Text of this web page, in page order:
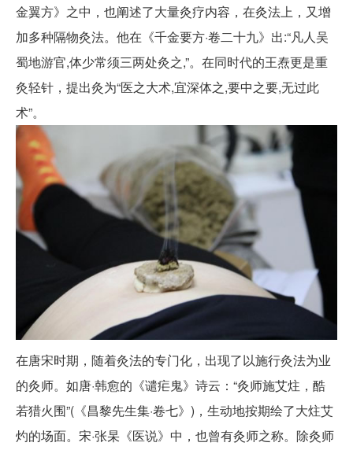
金翼方》之中，也阐述了大量灸疗内容，在灸法上，又增
加多种隔物灸法。他在《千金要方·卷二十九》出:“凡人吴
蜀地游官,体少常须三两处灸之,”。在同时代的王焘更是重
灸轻针，提出灸为“医之大术,宜深体之,要中之要,无过此
术”。
在唐宋时期，随着灸法的专门化，出现了以施行灸法为业
的灸师。如唐·韩愈的《谴疟鬼》诗云：“灸师施艾炷，酷
若猎火围”(《昌黎先生集·卷七》)，生动地按期绘了大炷艾
灼的场面。宋·张杲《医说》中，也曾有灸师之称。除灸师